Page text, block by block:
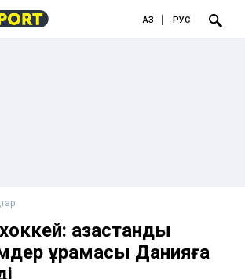
ҚАЗ РУС
қазақстандық
құрамасы Данияға